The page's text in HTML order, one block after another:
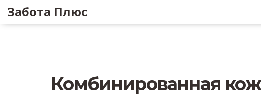
Забота Плюс
Комбинированная